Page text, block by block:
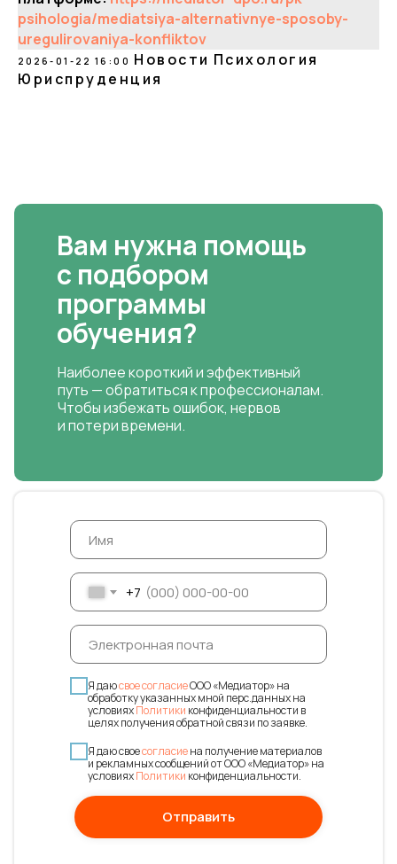
psihologia/mediatsiya-alternativnye-sposoby-
uregulirovaniya-konfliktov
2026-01-22 16:00 Новости Психология
Юриспруденция
+7
Я даюсвое согласиеООО «Медиатор» на
обработку указанных мной перс.данных на
условияхПолитики конфиденциальности в
целях получения обратной связи по заявке.
Я даю своесогласиена получение материалов
и рекламных сообщений от ООО «Медиатор» на
условияхПолитики конфиденциальности.
Отправить
Вам нужна помощь
с подбором
программы
обучения?
Наиболее короткий и эффективный
путь — обратиться к профессионалам.
Чтобы избежать ошибок, нервов
и потери времени.